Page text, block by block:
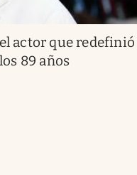
actor que redefinió
89 años